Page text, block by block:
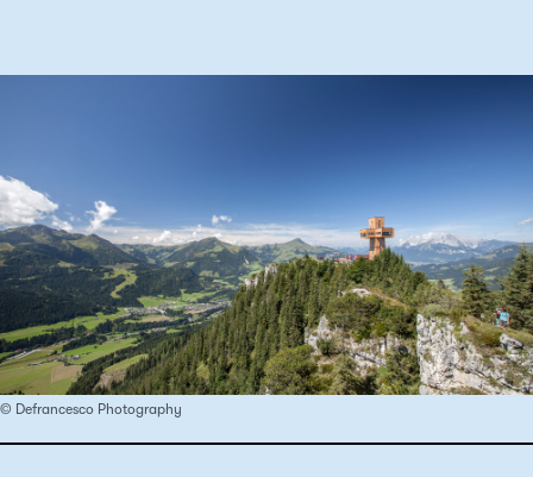
© Defrancesco Photography